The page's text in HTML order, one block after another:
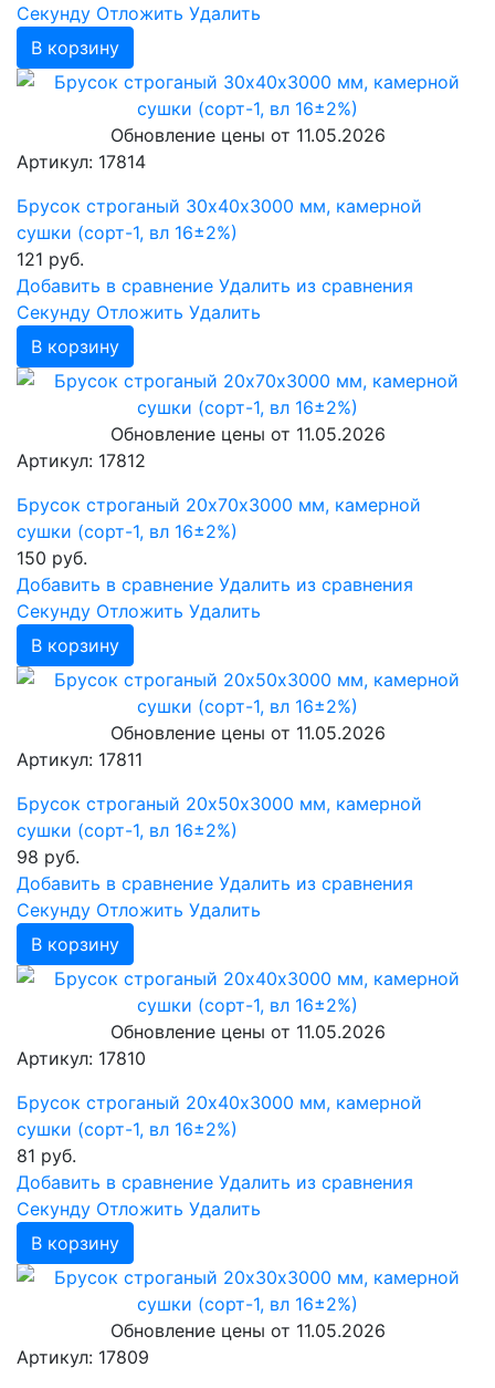
Cекунду Отложить Удалить
В корзину
Обновление цены от 11.05.2026
Артикул: 17814
Брусок строганый 30х40х3000 мм, камерной
сушки (сорт-1, вл 16±2%)
121 руб.
Добавить в сравнение Удалить из сравнения
Cекунду Отложить Удалить
В корзину
Обновление цены от 11.05.2026
Артикул: 17812
Брусок строганый 20х70х3000 мм, камерной
сушки (сорт-1, вл 16±2%)
150 руб.
Добавить в сравнение Удалить из сравнения
Cекунду Отложить Удалить
В корзину
Обновление цены от 11.05.2026
Артикул: 17811
Брусок строганый 20х50х3000 мм, камерной
сушки (сорт-1, вл 16±2%)
98 руб.
Добавить в сравнение Удалить из сравнения
Cекунду Отложить Удалить
В корзину
Обновление цены от 11.05.2026
Артикул: 17810
Брусок строганый 20х40х3000 мм, камерной
сушки (сорт-1, вл 16±2%)
81 руб.
Добавить в сравнение Удалить из сравнения
Cекунду Отложить Удалить
В корзину
Обновление цены от 11.05.2026
Артикул: 17809